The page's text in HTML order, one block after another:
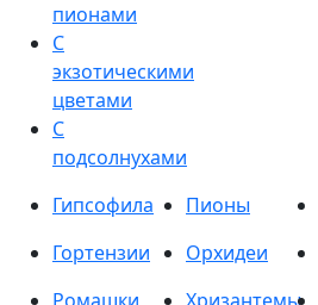
пионами
С
экзотическими
цветами
С
подсолнухами
Гипсофила
Пионы
Гортензии
Орхидеи